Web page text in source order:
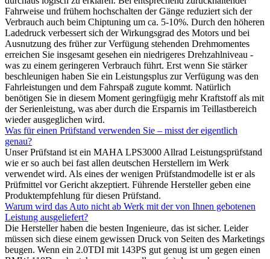
Fahrweise und frühem hochschalten der Gänge reduziert sich der
Verbrauch auch beim Chiptuning um ca. 5-10%. Durch den höheren
Ladedruck verbessert sich der Wirkungsgrad des Motors und bei
Ausnutzung des früher zur Verfügung stehenden Drehmomentes
erreichen Sie insgesamt gesehen ein niedrigeres Drehzahlniveau -
was zu einem geringeren Verbrauch führt. Erst wenn Sie stärker
beschleunigen haben Sie ein Leistungsplus zur Verfügung was den
Fahrleistungen und dem Fahrspaß zugute kommt. Natürlich
benötigen Sie in diesem Moment geringfügig mehr Kraftstoff als mit
der Serienleistung, was aber durch die Ersparnis im Teillastbereich
wieder ausgeglichen wird.
Was für einen Prüfstand verwenden Sie – misst der eigentlich
genau?
Unser Prüfstand ist ein MAHA LPS3000 Allrad Leistungsprüfstand
wie er so auch bei fast allen deutschen Herstellern im Werk
verwendet wird. Als eines der wenigen Prüfstandmodelle ist er als
Prüfmittel vor Gericht akzeptiert. Führende Hersteller geben eine
Produktempfehlung für diesen Prüfstand.
Warum wird das Auto nicht ab Werk mit der von Ihnen gebotenen
Leistung ausgeliefert?
Die Hersteller haben die besten Ingenieure, das ist sicher. Leider
müssen sich diese einem gewissen Druck von Seiten des Marketings
beugen. Wenn ein 2.0TDI mit 143PS gut genug ist um gegen einen